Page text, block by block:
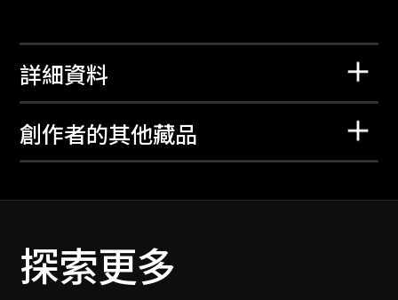
詳細資料
創作者的其他藏品
探索更多